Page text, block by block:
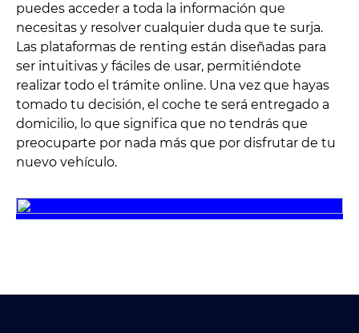
puedes acceder a toda la información que
necesitas y resolver cualquier duda que te surja.
Las plataformas de renting están diseñadas para
ser intuitivas y fáciles de usar, permitiéndote
realizar todo el trámite online. Una vez que hayas
tomado tu decisión, el coche te será entregado a
domicilio, lo que significa que no tendrás que
preocuparte por nada más que por disfrutar de tu
nuevo vehículo.